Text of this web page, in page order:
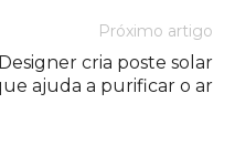
Próximo artigo
Designer cria poste solar
ajuda a purificar o ar